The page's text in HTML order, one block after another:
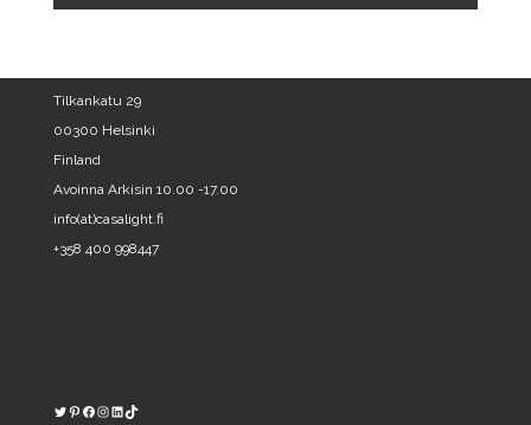
Tilkankatu 29
00300 Helsinki
Finland
Avoinna Arkisin 10.00 -17.00
info(at)casalight.fi
+358 400 998447
Twitter
Pinterest
https://www.facebook.com/kodinvalaisin/
Instagram
LinkedIn
TikTok